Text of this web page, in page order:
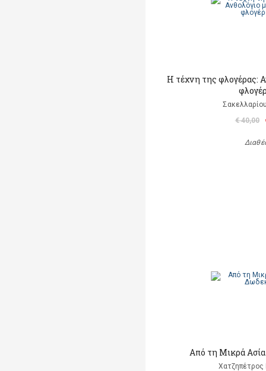
Η τέχνη της φλογέρας:
€ 40,00
Από τη Μικρά
Χατζηπέτρος